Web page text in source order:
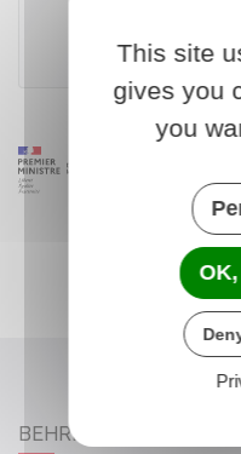
BEHREN-LÈS-FORBACH
This site
gives you
you
OK,